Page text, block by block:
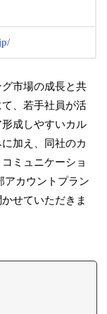
市場の成長と共
、若手社員が活
成しやすいカル
加え、同社のカ
ミュニケーショ
アカウントプラン
せていただきま